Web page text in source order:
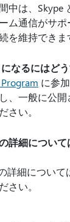
中は、Skype
ム通信がサ
を維持できま
なるにはど
に参
、一般に公
さい。
詳細につい
詳細について
さい。